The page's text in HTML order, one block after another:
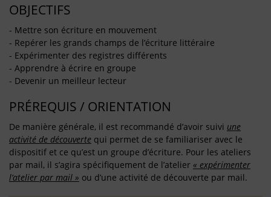
OBJECTIFS
- Mettre son écriture en mouvement
- Repérer les grands champs de l’écriture littéraire
- Expérimenter des registres différents
- Apprendre à écrire en groupe
- Devenir un meilleur lecteur
PRÉREQUIS / ORIENTATION
De manière générale, il est recommandé d’avoir suivi une
activité de découverte qui permet de se familiariser avec le
dispositif et ce qu’est un groupe d’écriture. Pour les ateliers
par mail, il s’agira spécifiquement de l’atelier « expérimenter
l’atelier par mail » ou d’une activité de découverte par mail.